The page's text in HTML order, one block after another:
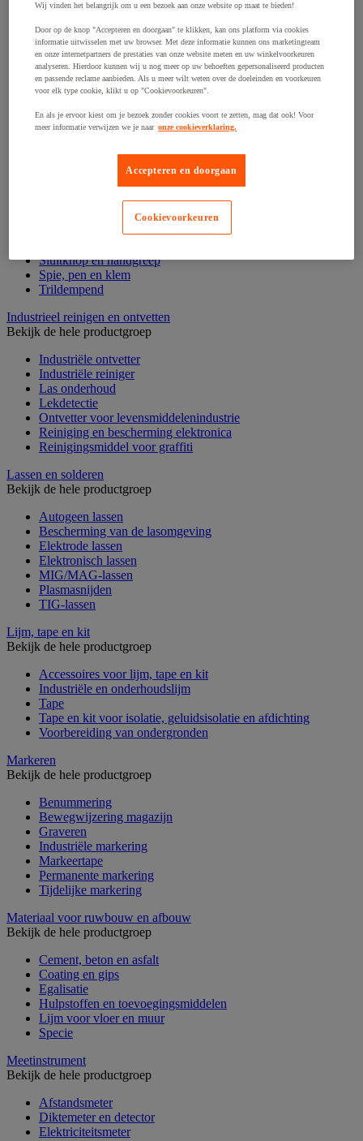
Deur-, raam- en meubelgrepen
Dichting en borgringen
Dop, inzetstuk, veer en verbindingsdraad
Draadstift
Haak en schroefoog
Hang- en sluitwerk
Ketting en trekkoord
Moer
Nagel en blindklinktang
Punten, spijkers en nieten
Scharnierpen, -strip en geheng
Sluitknop en handgreep
Spie, pen en klem
Trildempend
Industrieel reinigen en ontvetten
Bekijk de hele productgroep
Industriële ontvetter
Industriële reiniger
Las onderhoud
Lekdetectie
Ontvetter voor levensmiddelenindustrie
Reiniging en bescherming elektronica
Reinigingsmiddel voor graffiti
Lassen en solderen
Bekijk de hele productgroep
Autogeen lassen
Bescherming van de lasomgeving
Elektrode lassen
Elektronisch lassen
MIG/MAG-lassen
Plasmasnijden
TIG-lassen
Lijm, tape en kit
Bekijk de hele productgroep
Accessoires voor lijm, tape en kit
Industriële en onderhoudslijm
Tape
Tape en kit voor isolatie, geluidsisolatie en afdichting
Voorbereiding van ondergronden
Markeren
Bekijk de hele productgroep
Benummering
Bewegwijzering magazijn
Graveren
Industriële markering
Markeertape
Permanente markering
Tijdelijke markering
Materiaal voor ruwbouw en afbouw
Bekijk de hele productgroep
Cement, beton en asfalt
Coating en gips
Egalisatie
Hulpstoffen en toevoegingsmiddelen
Lijm voor vloer en muur
Specie
Meetinstrument
Bekijk de hele productgroep
Afstandsmeter
Diktemeter en detector
Elektriciteitsmeter
Wij vinden het belangrijk om u een bezoek aan onze website op maat te bieden!
Door op de knop "Accepteren en doorgaan" te klikken, kan ons platform via cookies
informatie uitwisselen met uw browser. Met deze informatie kunnen ons marketingteam
en onze internetpartners de prestaties van onze website meten en uw winkelvoorkeuren
analyseren. Hierdoor kunnen wij u nog meer op uw behoeften gepersonaliseerd producten
en passende reclame aanbieden. Als u meer wilt weten over de doeleinden en voorkeuren
voor elk type cookie, klikt u op "Cookievoorkeuren".
En als je ervoor kiest om je bezoek zonder cookies voort te zetten, mag dat ook! Voor
meer informatie verwijzen we je naar onze cookieverklaring.
Accepteren en doorgaan
Cookievoorkeuren